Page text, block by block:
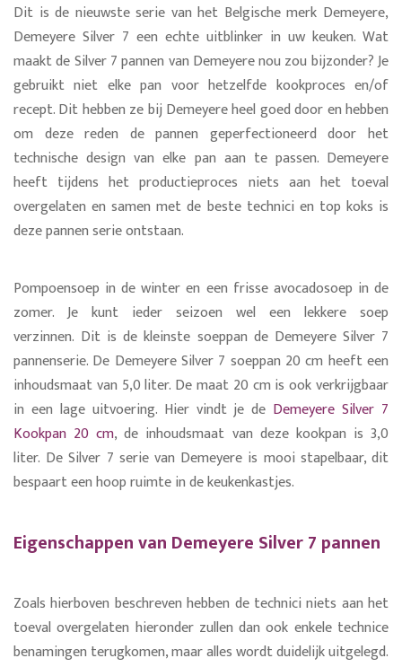
Dit is de nieuwste serie van het Belgische merk Demeyere,
Demeyere Silver 7 een echte uitblinker in uw keuken. Wat
maakt de Silver 7 pannen van Demeyere nou zou bijzonder? Je
gebruikt niet elke pan voor hetzelfde kookproces en/of
recept. Dit hebben ze bij Demeyere heel goed door en hebben
om deze reden de pannen geperfectioneerd door het
technische design van elke pan aan te passen. Demeyere
heeft tijdens het productieproces niets aan het toeval
overgelaten en samen met de beste technici en top koks is
deze pannen serie ontstaan.
Pompoensoep in de winter en een frisse avocadosoep in de
zomer. Je kunt ieder seizoen wel een lekkere soep
verzinnen. Dit is de kleinste soeppan de Demeyere Silver 7
pannenserie. De Demeyere Silver 7 soeppan 20 cm heeft een
inhoudsmaat van 5,0 liter. De maat 20 cm is ook verkrijgbaar
in een lage uitvoering. Hier vindt je de Demeyere Silver 7
Kookpan 20 cm, de inhoudsmaat van deze kookpan is 3,0
liter. De Silver 7 serie van Demeyere is mooi stapelbaar, dit
bespaart een hoop ruimte in de keukenkastjes.
Eigenschappen van Demeyere Silver 7 pannen
Zoals hierboven beschreven hebben de technici niets aan het
toeval overgelaten hieronder zullen dan ook enkele technice
benamingen terugkomen, maar alles wordt duidelijk uitgelegd.